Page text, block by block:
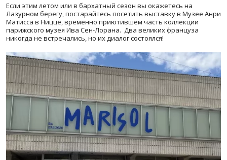
Если этим летом или в бархатный сезон вы окажетесь на
Лазурном берегу, постарайтесь посетить выставку в Музее Анри
Матисса в Ницце, временно приютившем часть коллекции
парижского музея Ива Сен-Лорана. Два великих француза
никогда не встречались, но их диалог состоялся!